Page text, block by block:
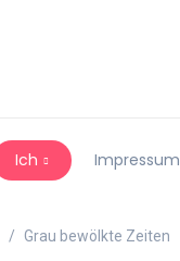
Ich Impressum
Grau bewölkte Zeiten